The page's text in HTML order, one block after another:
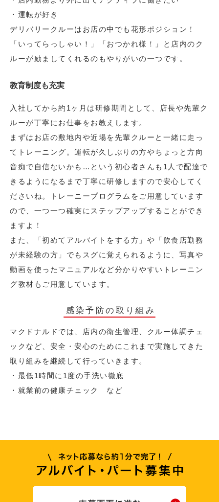
・運転が好き
デリバリークルーはお店の中でも花形ポジション！
「いってらっしゃい！」「おつかれ様！」と店内のク
ルーが励ましてくれるのもやりがいの一つです。
教育制度も充実
入社してから約1ヶ月は研修期間として、店長や先輩ク
ルーが丁寧にお仕事をお教えします。
まずはお店の敷地内や近場を先輩クルーと一緒に走っ
てトレーニング。運転が久しぶりの方やちょっと方向
音痴で自信ないかも…という初心者さんも1人で配達で
きるようになるまで丁寧に研修しますので安心してく
ださいね。トレーニープログラムをご用意しています
ので、一つ一つ確実にステップアップすることができ
ますよ！
また、「初めてアルバイトをする方」や「飲食店勤務
が未経験の方」でもスグに覚えられるように、写真や
動画を使ったマニュアルなど分かりやすいトレーニン
グ教材もご用意しています。
感染予防の取り組み
マクドナルドでは、店内の衛生管理、クルー体調チェ
ックなど、安全・安心のためにこれまで実施してきた
取り組みを継続して行っていきます。
・最低1時間に1度の手洗い徹底
・就業前の健康チェック など